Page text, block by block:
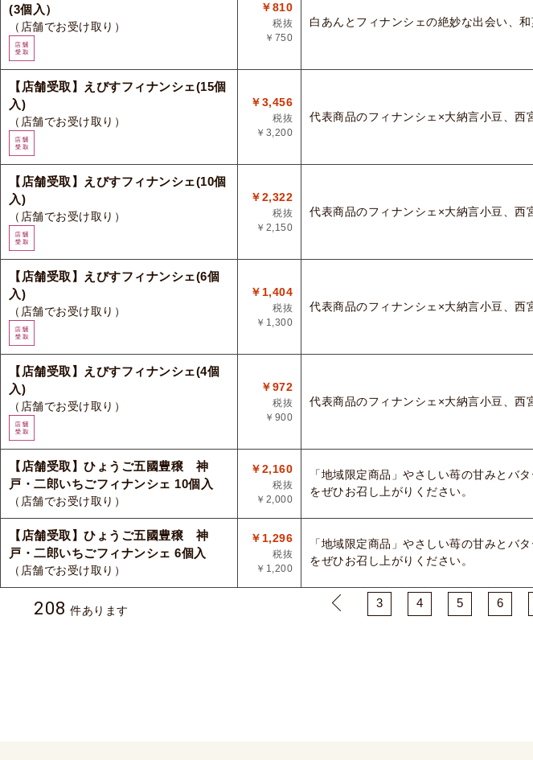
(3個入）
（店舗でお受け取り）
￥810
税抜
￥750
白あんとフィナンシェの絶妙な出会い、
【店舗受取】えびすフィナンシェ(15個
入)
（店舗でお受け取り）
￥3,456
税抜
￥3,200
代表商品のフィナンシェ×大納言小豆、西
【店舗受取】えびすフィナンシェ(10個
入)
（店舗でお受け取り）
￥2,322
税抜
￥2,150
代表商品のフィナンシェ×大納言小豆、西
【店舗受取】えびすフィナンシェ(6個
入)
（店舗でお受け取り）
￥1,404
税抜
￥1,300
代表商品のフィナンシェ×大納言小豆、西
【店舗受取】えびすフィナンシェ(4個
入)
（店舗でお受け取り）
￥972
税抜
￥900
代表商品のフィナンシェ×大納言小豆、西
【店舗受取】ひょうご五國豊穣 神
戸・二郎いちごフィナンシェ 10個入
（店舗でお受け取り）
￥2,160
税抜
￥2,000
「地域限定商品」やさしい苺の甘みとバ
をぜひお召し上がりください。
【店舗受取】ひょうご五國豊穣 神
戸・二郎いちごフィナンシェ 6個入
（店舗でお受け取り）
￥1,296
税抜
￥1,200
「地域限定商品」やさしい苺の甘みとバ
をぜひお召し上がりください。
208 件あります
3 4 5 6